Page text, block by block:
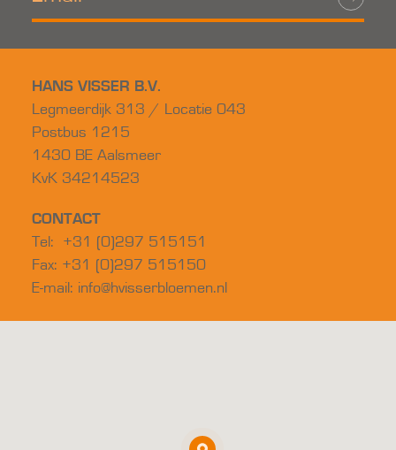
HANS VISSER B.V.
Legmeerdijk 313 / Locatie 043
Postbus 1215
1430 BE Aalsmeer
KvK 34214523
CONTACT
Tel: +31 (0)297 515151
Fax: +31 (0)297 515150
E-mail: info@hvisserbloemen.nl